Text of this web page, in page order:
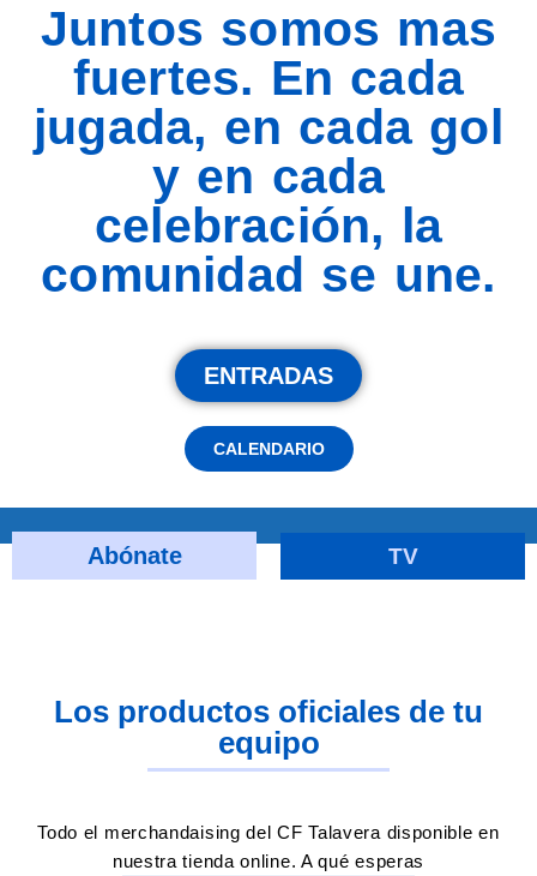
Juntos somos mas
fuertes. En cada
jugada, en cada gol
y en cada
celebración, la
comunidad se une.
ENTRADAS
CALENDARIO
Abónate TV
Los productos oficiales de tu
equipo
Todo el merchandaising del CF Talavera disponible en
nuestra tienda online. A qué esperas